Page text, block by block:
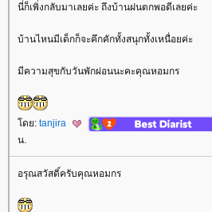
นี่ก็เพิ่งกลับมาเลยค่ะ ถึงบ้านฝนตกพอดีเลยค่ะ
บ้านไหนมีเด็กก็จะคึกคักทั้งสนุกทั้งเหนื่อยค่ะ
มีความสุขกับวันพักผ่อนนะคะคุณหอมกร
ดย: tanjira
น.
อรุณสวัสดิ์ครับคุณหอมกร